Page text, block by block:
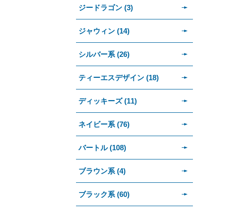
ジードラゴン (3)
ジャウィン (14)
シルバー系 (26)
ティーエスデザイン (18)
ディッキーズ (11)
ネイビー系 (76)
バートル (108)
ブラウン系 (4)
ブラック系 (60)